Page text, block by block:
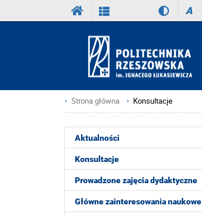
A
Strona główna Konsultacje
Aktualności
Konsultacje
Prowadzone zajęcia dydaktyczne
Główne zainteresowania naukowe